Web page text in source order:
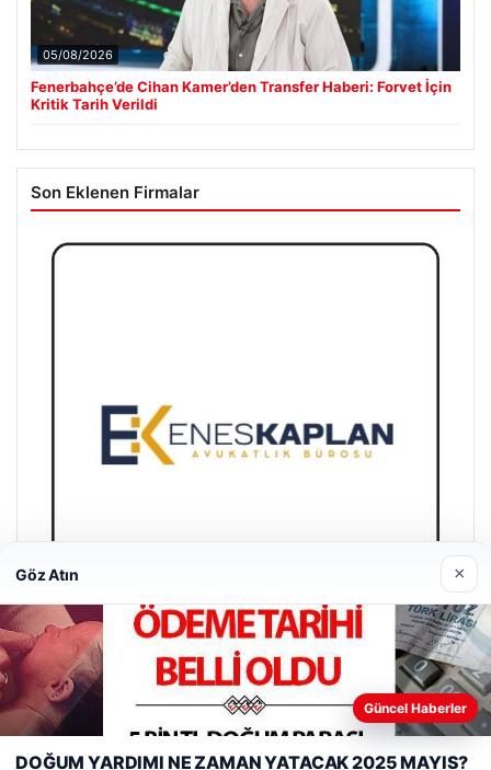
05/08/2026
Kritik Tarih Verildi
Enes Kaplan Avukatlık Bürosu
Göz Atın ×
Güncel Haberler
DOĞUM YARDIMI NE ZAMAN YATACAK 2025 MAYIS?